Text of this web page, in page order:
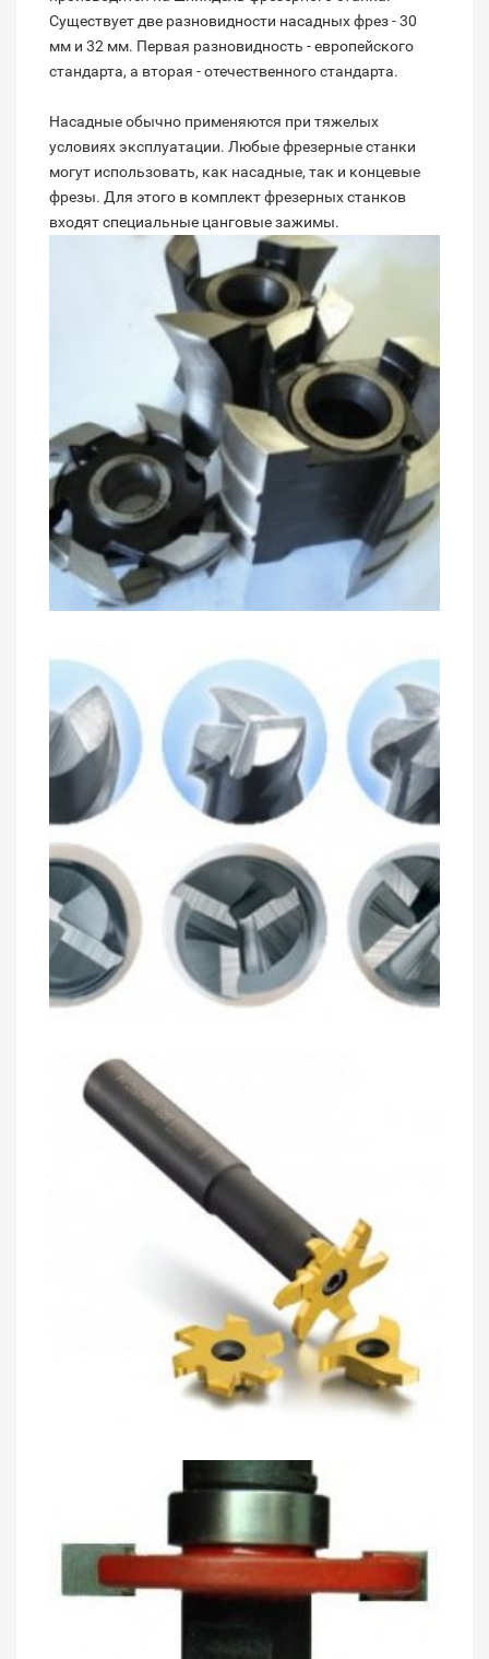
Существует две разновидности насадных фрез - 30
мм и 32 мм. Первая разновидность - европейского
стандарта, а вторая - отечественного стандарта.
Насадные обычно применяются при тяжелых
условиях эксплуатации. Любые фрезерные станки
могут использовать, как насадные, так и концевые
фрезы. Для этого в комплект фрезерных станков
входят специальные цанговые зажимы.